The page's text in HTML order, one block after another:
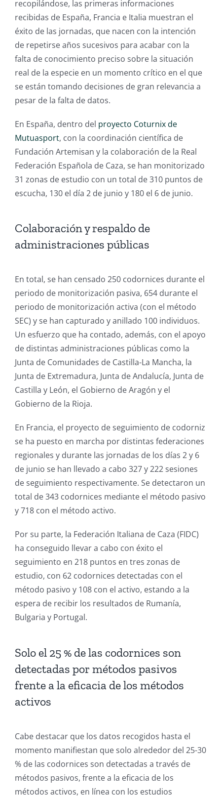
recopilándose, las primeras informaciones
recibidas de España, Francia e Italia muestran el
éxito de las jornadas, que nacen con la intención
de repetirse años sucesivos para acabar con la
falta de conocimiento preciso sobre la situación
real de la especie en un momento crítico en el que
se están tomando decisiones de gran relevancia a
pesar de la falta de datos.
En España, dentro del proyecto Coturnix de
Mutuasport, con la coordinación científica de
Fundación Artemisan y la colaboración de la Real
Federación Española de Caza, se han monitorizado
31 zonas de estudio con un total de 310 puntos de
escucha, 130 el día 2 de junio y 180 el 6 de junio.
Colaboración y respaldo de
administraciones públicas
En total, se han censado 250 codornices durante el
periodo de monitorización pasiva, 654 durante el
periodo de monitorización activa (con el método
SEC) y se han capturado y anillado 100 individuos.
Un esfuerzo que ha contado, además, con el apoyo
de distintas administraciones públicas como la
Junta de Comunidades de Castilla-La Mancha, la
Junta de Extremadura, Junta de Andalucía, Junta de
Castilla y León, el Gobierno de Aragón y el
Gobierno de la Rioja.
En Francia, el proyecto de seguimiento de codorniz
se ha puesto en marcha por distintas federaciones
regionales y durante las jornadas de los días 2 y 6
de junio se han llevado a cabo 327 y 222 sesiones
de seguimiento respectivamente. Se detectaron un
total de 343 codornices mediante el método pasivo
y 718 con el método activo.
Por su parte, la Federación Italiana de Caza (FIDC)
ha conseguido llevar a cabo con éxito el
seguimiento en 218 puntos en tres zonas de
estudio, con 62 codornices detectadas con el
método pasivo y 108 con el activo, estando a la
espera de recibir los resultados de Rumanía,
Bulgaria y Portugal.
Solo el 25 % de las codornices son
detectadas por métodos pasivos
frente a la eficacia de los métodos
activos
Cabe destacar que los datos recogidos hasta el
momento manifiestan que solo alrededor del 25-30
% de las codornices son detectadas a través de
métodos pasivos, frente a la eficacia de los
métodos activos, en línea con los estudios